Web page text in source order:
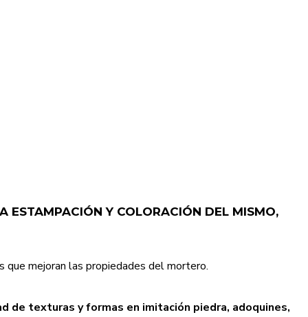
ESTAMPACIÓN Y COLORACIÓN DEL MISMO,
que mejoran las propiedades del mortero.
de texturas y formas en imitación piedra, adoquines,